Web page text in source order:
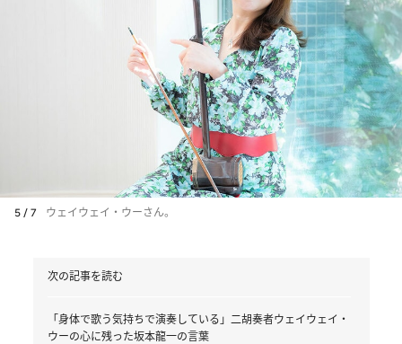
5 / 7 ウェイウェイ・ウーさん。
次の記事を読む
「身体で歌う気持ちで演奏している」二胡奏者ウェイウェイ・
ウーの心に残った坂本龍一の言葉